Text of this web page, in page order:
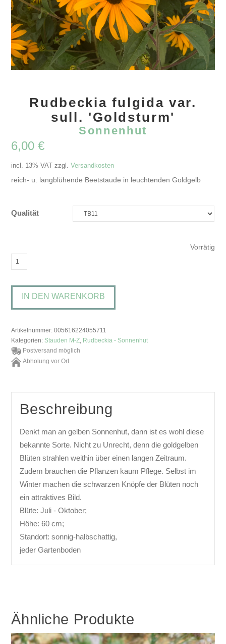
Rudbeckia fulgida var.
sull. 'Goldsturm'
Sonnenhut
6,00€
incl. 13% VAT zzgl.Versandkosten
reich- u. langblühende Beetstaude in leuchtenden Goldgelb
Qualität
Vorrätig
Rudbeckia
var.
sull.
'Goldsturm'Sonnenhut
IN DEN WARENKORB
Artikelnummer:005616224055711
Kategorien: Stauden M-Z Rudbeckia - Sonnenhut
Postversand möglich
Abholung vor Ort
Beschreibung
Denkt man an gelben Sonnenhut, dann ist es wohl diese
bekannte Sorte. Nicht zu Unrecht, denn die goldgelben
Blüten strahlen weithin über einen langen Zeitraum.
Zudem brauchen die Pflanzen kaum Pflege. Selbst im
Winter machen die schwarzen Knöpfe der Blüten noch
ein attraktives Bild.
Blüte: Juli - Oktober;
Höhe: 60 cm;
Standort: sonnig-halbschattig,
jeder Gartenboden
Ähnliche Produkte